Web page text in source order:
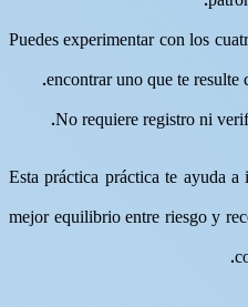
Puedes experimentar con los
encontrar uno que te resulte
No requiere registro ni
Esta práctica práctica te ayuda
mejor equilibrio entre riesgo y